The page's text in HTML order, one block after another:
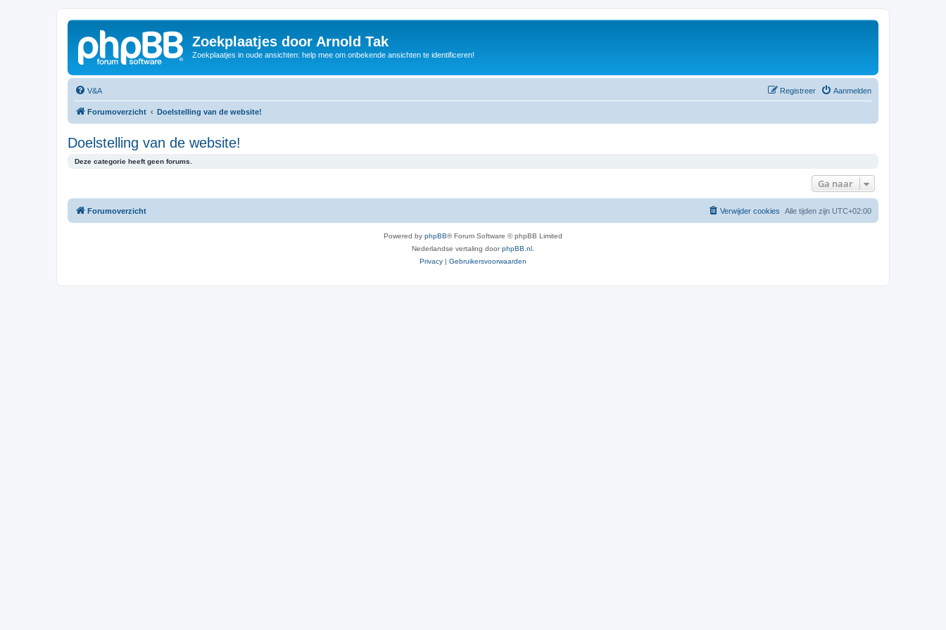
Zoekplaatjes door Arnold Tak
Zoekplaatjes in oude ansichten: help mee om onbekende ansichten te identificeren!
V&A Aanmelden
Registreer
Forumoverzicht Doelstelling van de website!
Doelstelling van de website!
Deze categorie heeft geen forums.
Ga naar
Forumoverzicht Alle tijden zijn UTC+02:00
Verwijder cookies
Powered by phpBB® Forum Software © phpBB Limited
Nederlandse vertaling doorphpBB.nl
Privacy | Gebruikersvoorwaarden